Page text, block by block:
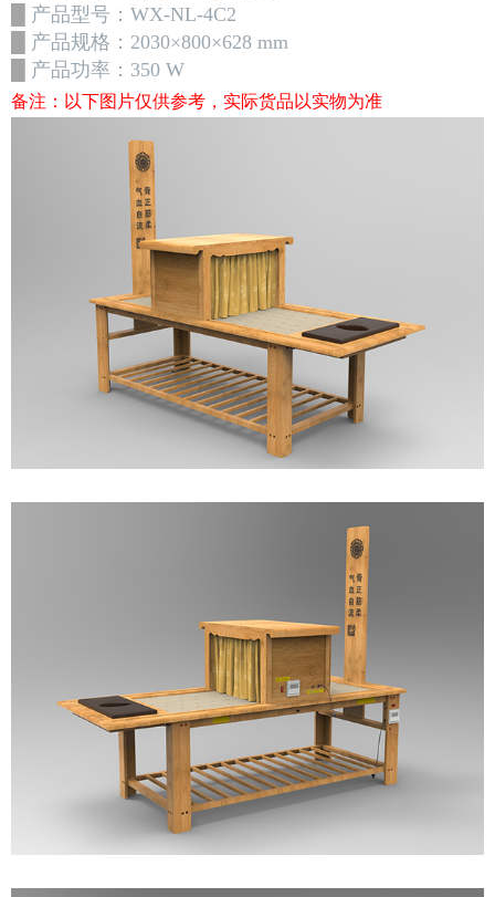
┗━定制生活馆
├─客厅家居系列
├─卧室家居系列
├─茶艺系列
├─商务产品系列
├─禅修系列
├─书房系列
┗━能量系列
├─能量床系列
├─能量池系列
产品型号： WX-NL-4C2
产品规格： 2030×800×628 mm
产品功率： 350 W
备注：以下图片仅供参考，实际货品以实物为准